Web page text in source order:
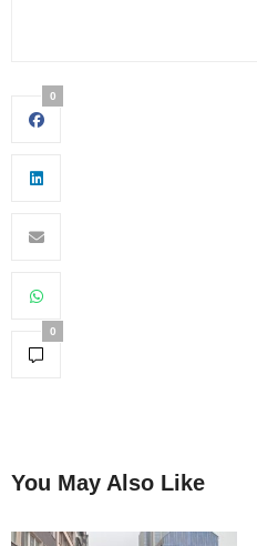
0
0
You May Also Like